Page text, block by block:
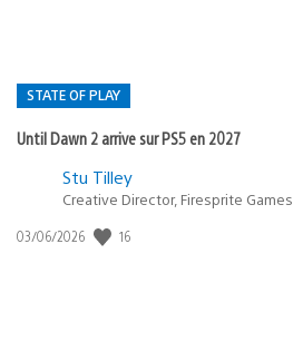
STATE OF PLAY
Until Dawn 2 arrive sur PS5 en 2027
Postée
:
state
Stu Tilley
Creative Director, Firesprite Games
Date
03/06/2026 16